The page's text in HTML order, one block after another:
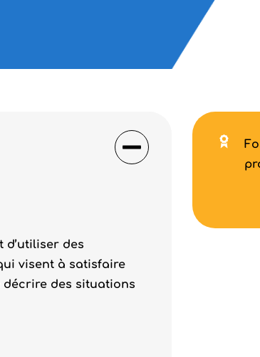
d’utiliser des
visent à satisfaire
décrire des situations